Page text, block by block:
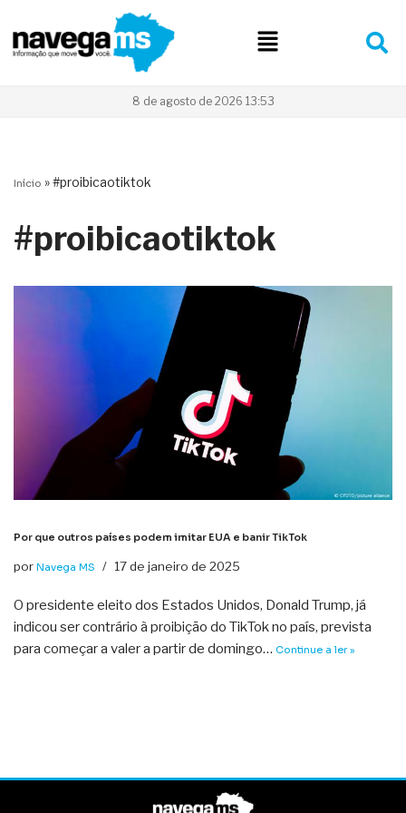
Pular
para
8 de agosto de 2026 13:53
Início »#proibicaotiktok
#proibicaotiktok
Por que outros países podem imitar EUA e banir TikTok
por Navega MS 17 de janeiro de 2025
O presidente eleito dos Estados Unidos, Donald Trump, já
indicou ser contrário à proibição do TikTok no país, prevista
para começar a valer a partir de domingo… Continue a ler »